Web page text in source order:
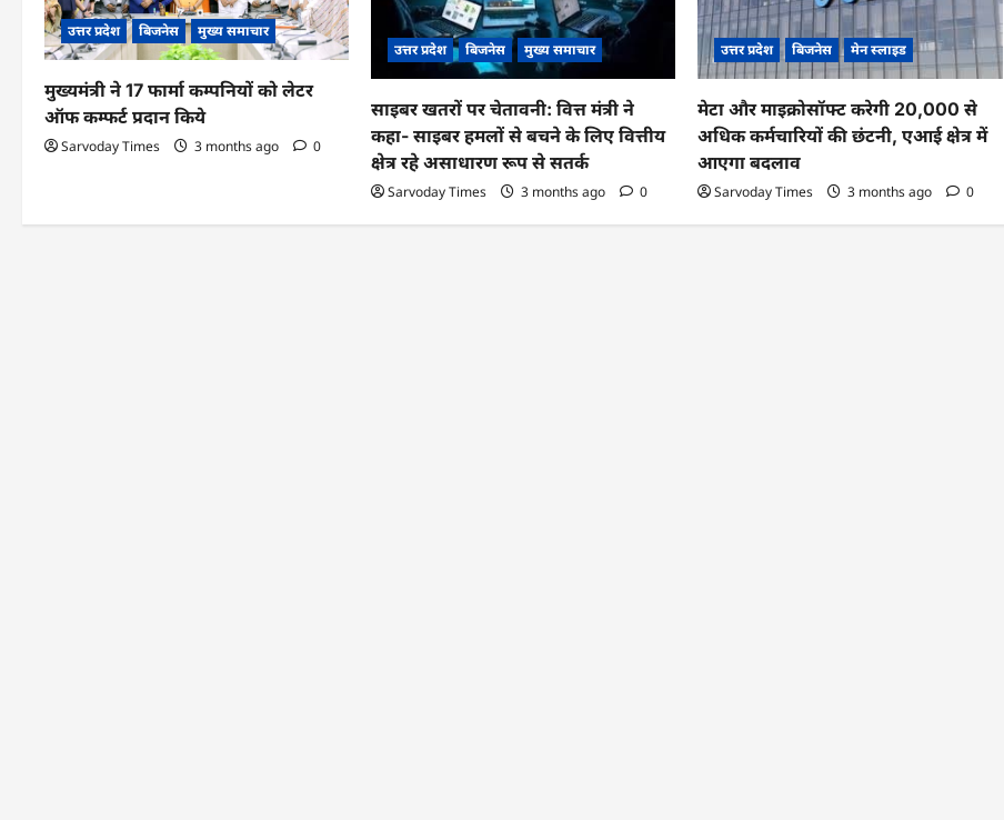
g
a
t
i
n
उत्तर प्रदेश बिजनेस मुख्य समाचार
मुख्यमंत्री ने 17 फार्मा कम्पनियों को लेटर
ऑफ कम्फर्ट प्रदान किये
Sarvoday Times 3 months ago 0
उत्तर प्रदेश बिजनेस मुख्य समाचार
साइबर खतरों पर चेतावनी: वित्त मंत्री ने
कहा- साइबर हमलों से बचने के लिए वित्तीय
क्षेत्र रहे असाधारण रूप से सतर्क
Sarvoday Times 3 months ago 0
उत्तर प्रदेश बिजनेस मेन स्लाइड
मेटा और माइक्रोसॉफ्ट करेगी 20,000 से
अधिक कर्मचारियों की छंटनी, एआई क्षेत्र में
आएगा बदलाव
Sarvoday Times 3 months ago 0